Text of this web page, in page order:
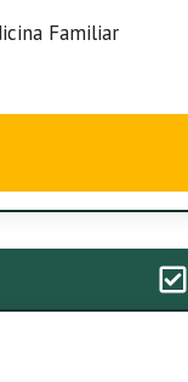
Familiar